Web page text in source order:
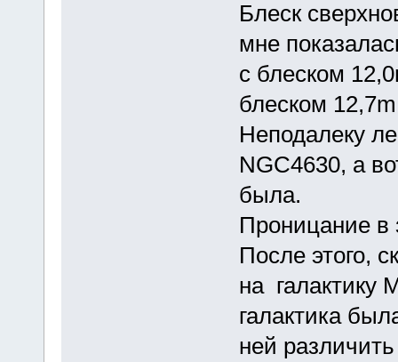
Блеск
мне
с блеском
блеском
Неподалеку
NGC4630, а
была.
Проницание в
После этого,
на галактику
галактика
ней